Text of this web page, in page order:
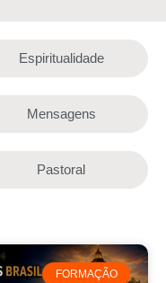
Espiritualidade
Mensagens
Pastoral
FORMAÇÃO